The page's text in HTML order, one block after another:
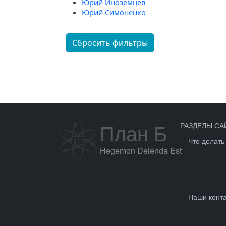
Юрий Иноземцев
Юрий Симоненко
Сбросить фильтры
План Б
Hegemon Delenda Est
РАЗДЕЛЫ
Что делать
Наши